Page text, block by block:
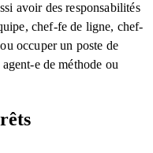
avoir des responsabilités
chef-fe de ligne, chef-
occuper un poste de
e de méthode ou